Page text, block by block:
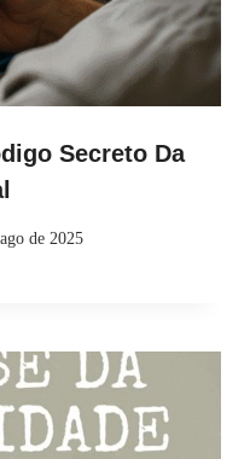
Secreto Da
de 2025